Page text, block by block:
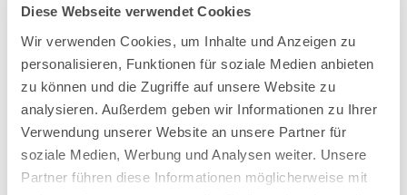
Diese Webseite verwendet Cookies
Wir verwenden Cookies, um Inhalte und Anzeigen zu
personalisieren, Funktionen für soziale Medien anbieten
zu können und die Zugriffe auf unsere Website zu
analysieren. Außerdem geben wir Informationen zu Ihrer
Verwendung unserer Website an unsere Partner für
soziale Medien, Werbung und Analysen weiter. Unsere
Partner führen diese Informationen möglicherweise mit
2020
2019
2017